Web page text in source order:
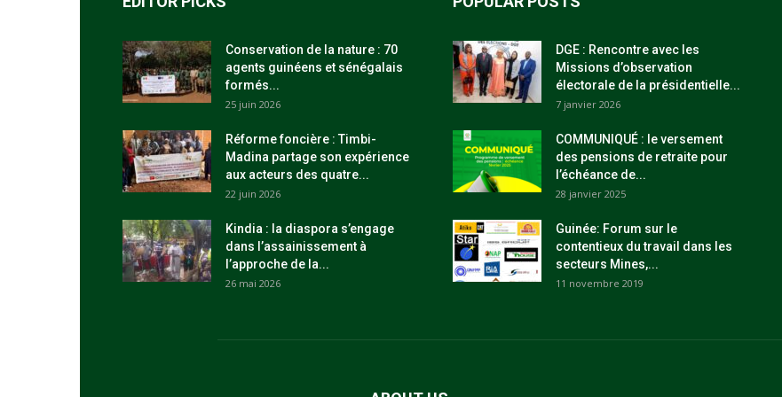
Conservation de la nature : 70
agents guinéens et sénégalais
formés...
25 juin 2026
Réforme foncière : Timbi-
Madina partage son expérience
aux acteurs des quatre...
22 juin 2026
Kindia : la diaspora s’engage
dans l’assainissement à
l’approche de la...
26 mai 2026
DGE : Rencontre avec les
Missions d’observation
électorale de la présidentielle...
7 janvier 2026
COMMUNIQUÉ : le versement
des pensions de retraite pour
l’échéance de...
28 janvier 2025
Guinée: Forum sur le
contentieux du travail dans les
secteurs Mines,...
11 novembre 2019